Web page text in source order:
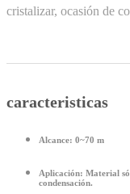
cristalizar, ocasión de
caracteristicas
Alcance: 0~70 m
Aplicación: Material
condensación.